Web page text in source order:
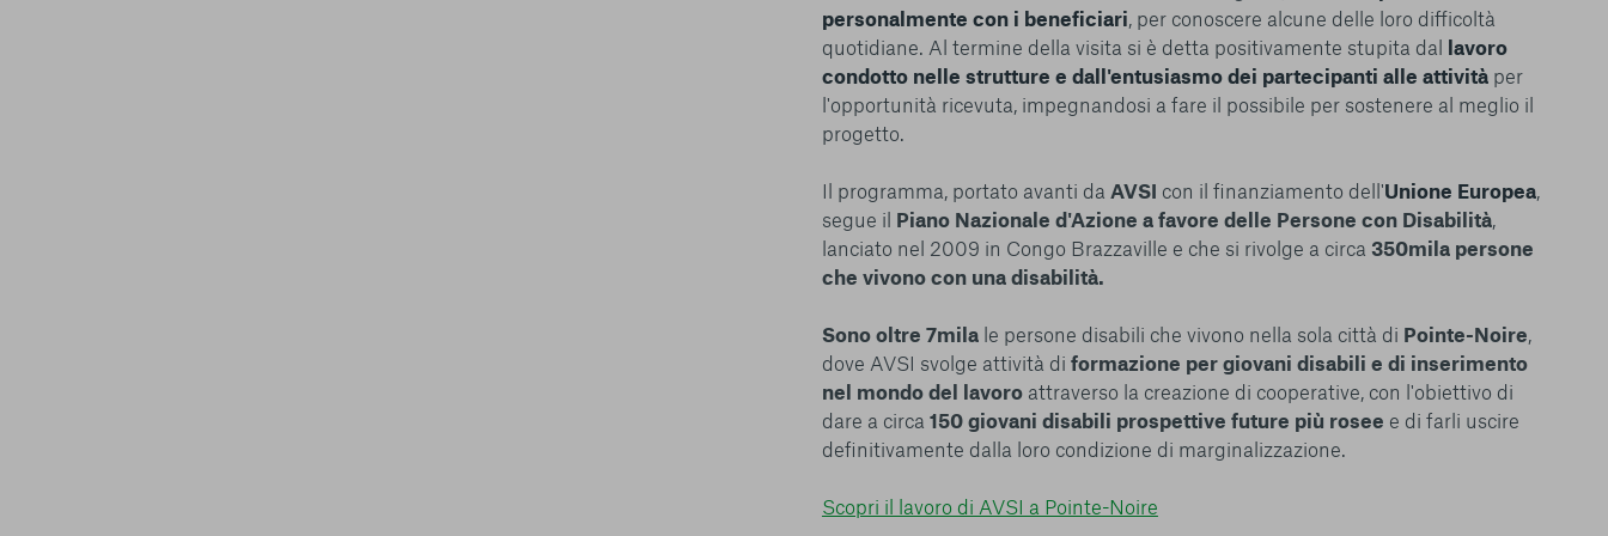
ulteriori informazioni, è possibile consultare la nostra Ulteriori informazioni
Consenti tutti
personalmente con i beneficiari, per conoscere alcune delle loro difficoltà
quotidiane. Al termine della visita si è detta positivamente stupita dal lavoro
condotto nelle strutture e dall'entusiasmo dei partecipanti alle attivitàper
l'opportunità ricevuta, impegnandosi a fare il possibile per sostenere al meglio il
progetto.
Il programma, portato avanti da AVSI con il finanziamento dell'Unione Europea,
segue il Piano Nazionale d'Azione a favore delle Persone con Disabilità,
lanciato nel 2009 in Congo Brazzaville e che si rivolge a circa 350mila persone
che vivono con una disabilità.
Sono oltre 7milale persone disabili che vivono nella sola città di Pointe-Noire,
dove AVSI svolge attività di formazione per giovani disabili e di inserimento
nel mondo del lavoroattraverso la creazione di cooperative, con l'obiettivo di
dare a circa 150 giovani disabili prospettive future più rosee e di farli uscire
definitivamente dalla loro condizione di marginalizzazione.
Scopri il lavoro di AVSI a Pointe-Noire